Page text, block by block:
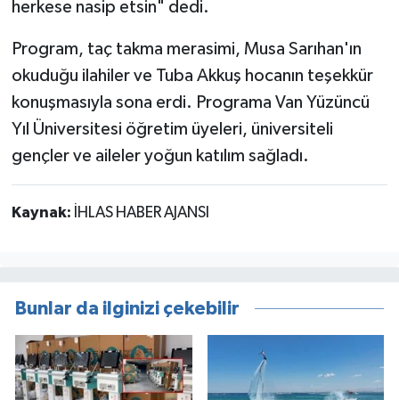
herkese nasip etsin" dedi.
Program, taç takma merasimi, Musa Sarıhan'ın
okuduğu ilahiler ve Tuba Akkuş hocanın teşekkür
konuşmasıyla sona erdi. Programa Van Yüzüncü
Yıl Üniversitesi öğretim üyeleri, üniversiteli
gençler ve aileler yoğun katılım sağladı.
Kaynak: İHLAS HABER AJANSI
Bunlar da ilginizi çekebilir